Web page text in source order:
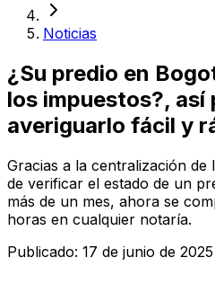
Noticias
¿Su predio en
los impuestos?, así
averiguarlo fácil y
Gracias a la centralización
de verificar el estado de un
más de un mes, ahora se
horas en cualquier notaría.
Publicado: 17 de junio de